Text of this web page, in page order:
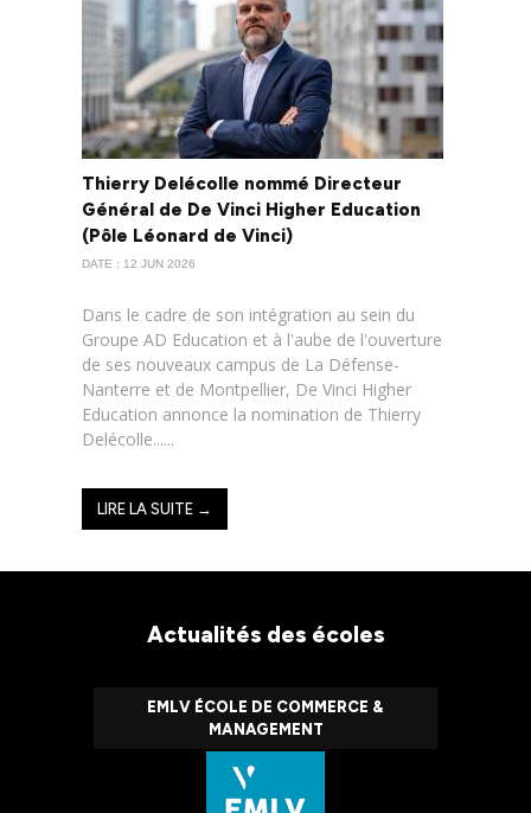
Thierry Delécolle nommé Directeur
Général de De Vinci Higher Education
(Pôle Léonard de Vinci)
DATE : 12 JUN 2026
Dans le cadre de son intégration au sein du
Groupe AD Education et à l'aube de l'ouverture
de ses nouveaux campus de La Défense-
Nanterre et de Montpellier, De Vinci Higher
Education annonce la nomination de Thierry
Delécolle......
LIRE LA SUITE →
Actualités des écoles
EMLV ÉCOLE DE COMMERCE &
MANAGEMENT